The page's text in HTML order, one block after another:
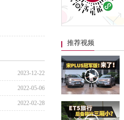
2023-12-22
2022-05-06
2022-02-28
推荐视频